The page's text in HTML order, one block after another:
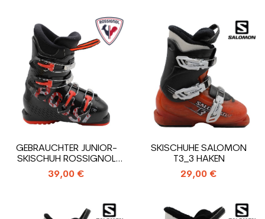
GEBRAUCHTER JUNIOR-
SKISCHUH ROSSIGNOL
COMP J4_4 HAKEN
39,00 €
SKISCHUHE SALOMON
T3_3 HAKEN
29,00 €